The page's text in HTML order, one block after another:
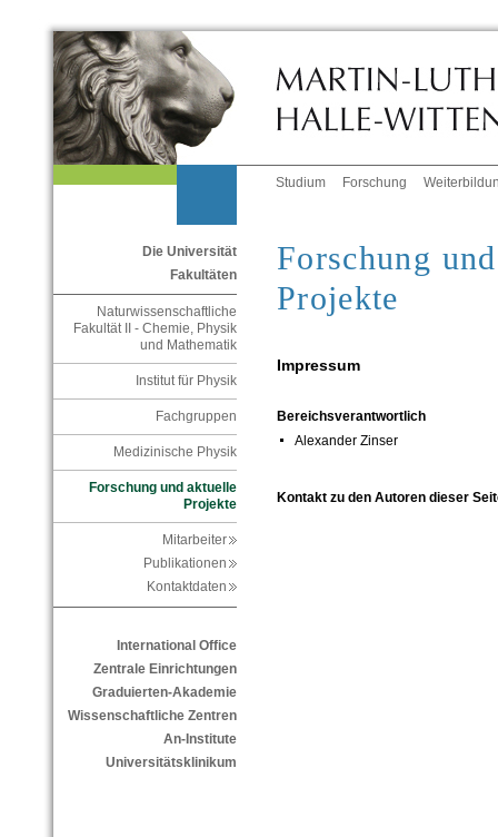
Studium Forschung
Die Universität
Fakultäten
Naturwissenschaftliche
Fakultät II - Chemie, Physik
und Mathematik
Institut für Physik
Fachgruppen
Medizinische Physik
Forschung und aktuelle
Projekte
Mitarbeiter
Publikationen
Kontaktdaten
International Office
Zentrale Einrichtungen
Graduierten-Akademie
Wissenschaftliche Zentren
An-Institute
Universitätsklinikum
Forschung
Projekte
Impressum
Bereichsverantwortlich
Alexander Zinser
Kontakt zu den Autoren dieser